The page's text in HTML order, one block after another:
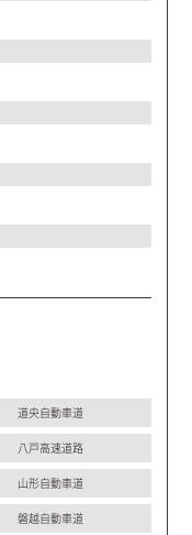
道央自動車道
八戸高速道路
山形自動車道
磐越自動車道